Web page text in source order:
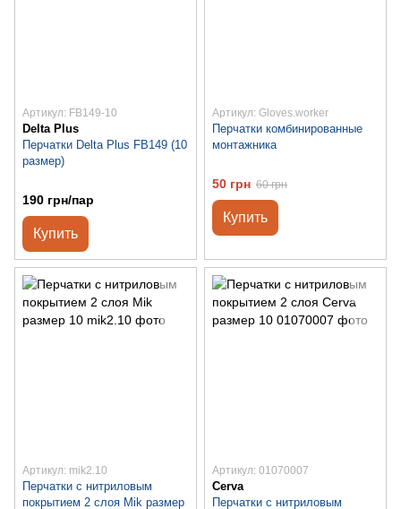
Артикул: FB149-10
Delta Plus
Перчатки Delta Plus FB149 (10
размер)
190 грн/пар
Купить
Артикул: Gloves.worker
Перчатки комбинированные
монтажника
50 грн 60 грн
Купить
Артикул: mik2.10
Перчатки с нитриловым
покрытием 2 слоя Mik размер
Артикул: 01070007
Cerva
Перчатки с нитриловым